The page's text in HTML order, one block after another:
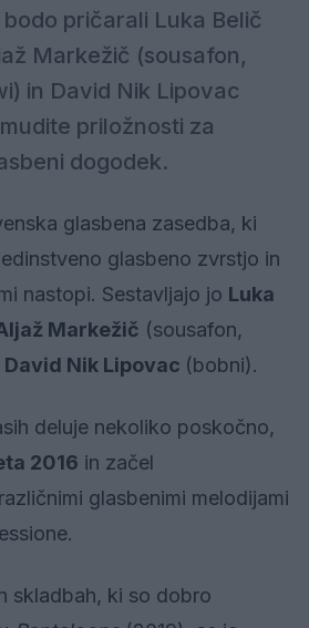
pričarali Luka Belič
Markežič (sousafon,
in David Nik Lipovac
priložnosti za
dogodek.
glasbena zasedba, ki
glasbeno zvrstjo in
nastopi. Sestavljajo jo Luka
Markežič (sousafon,
David Nik Lipovac (bobni).
deluje nekoliko poskočno,
2016 in začel
glasbenimi melodijami
skladbah, ki so dobro